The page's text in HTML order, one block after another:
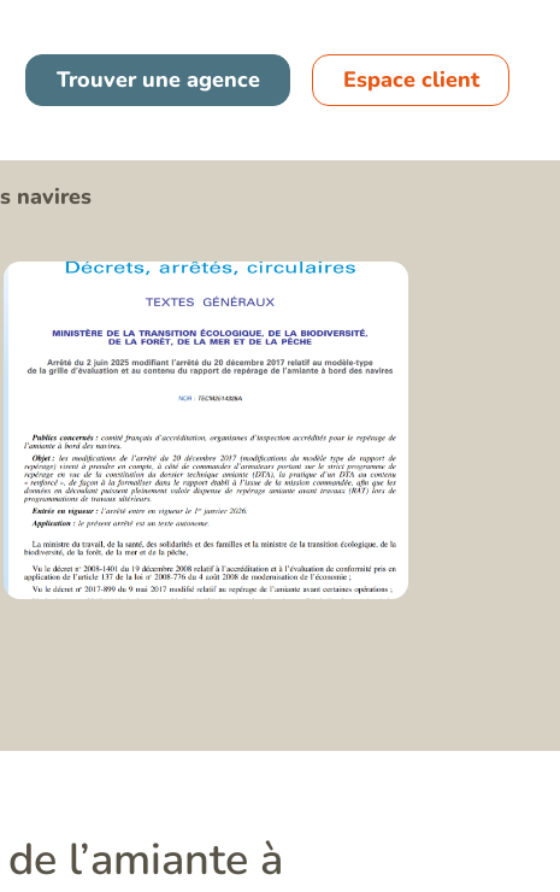
Trouver une agence
France
Espagne
Espace client
navires
l’amiante à